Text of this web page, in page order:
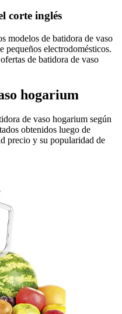
corte inglés
modelos de batidora de vaso
pequeños electrodomésticos.
de batidora de vaso
hogarium
de vaso hogarium según
obtenidos luego de
precio y su popularidad de